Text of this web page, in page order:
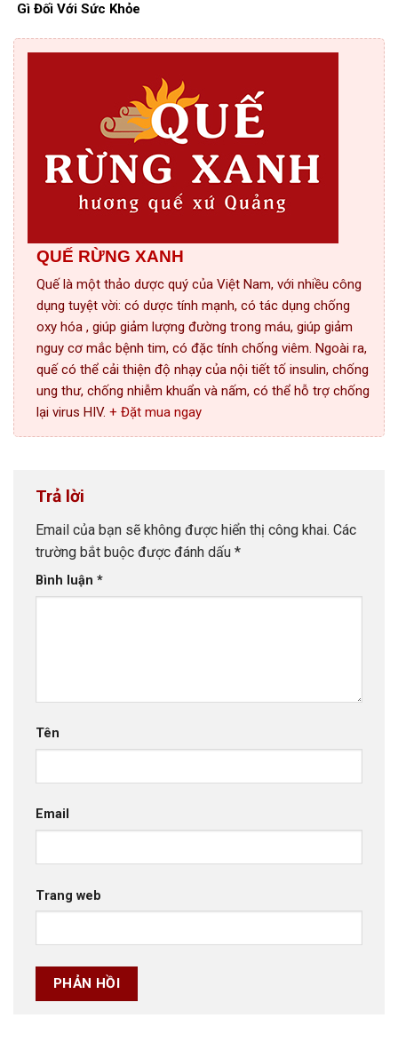
Gì Đối Với Sức Khỏe
QUẾ RỪNG XANH
Quế là một thảo dược quý của Việt Nam, với nhiều công
dụng tuyệt vời: có dược tính mạnh, có tác dụng chống
oxy hóa , giúp giảm lượng đường trong máu, giúp giảm
nguy cơ mắc bệnh tim, có đặc tính chống viêm. Ngoài ra,
quế có thể cải thiện độ nhạy của nội tiết tố insulin, chống
ung thư, chống nhiễm khuẩn và nấm, có thể hỗ trợ chống
lại virus HIV. + Đặt mua ngay
Trả lời
Email của bạn sẽ không được hiển thị công khai. Các
trường bắt buộc được đánh dấu *
Bình luận *
Tên
Email
Trang web